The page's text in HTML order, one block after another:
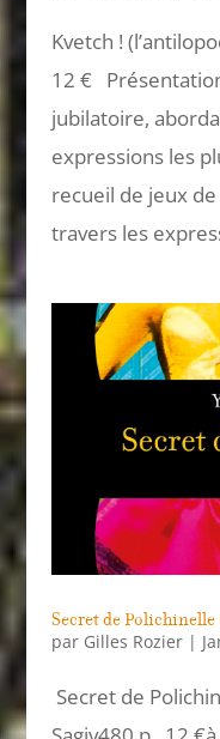
Kvetch !
12 €
jubilatoire,
expressions les
recueil de jeux
travers les
Secret de
par Gilles Rozier|
Secret de